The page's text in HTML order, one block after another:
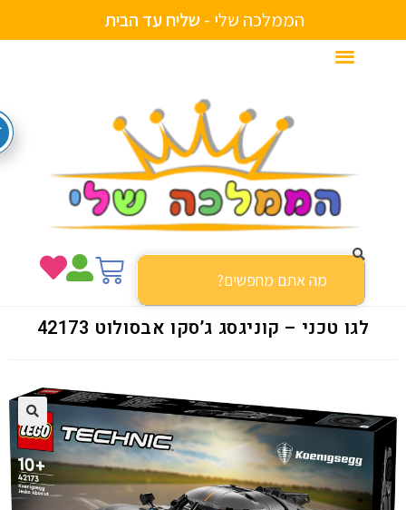
הממלכה שלי -ש לי חעד הבי ת
לגו טכני – קוניגסג ג’סקו אבסולוט 42173